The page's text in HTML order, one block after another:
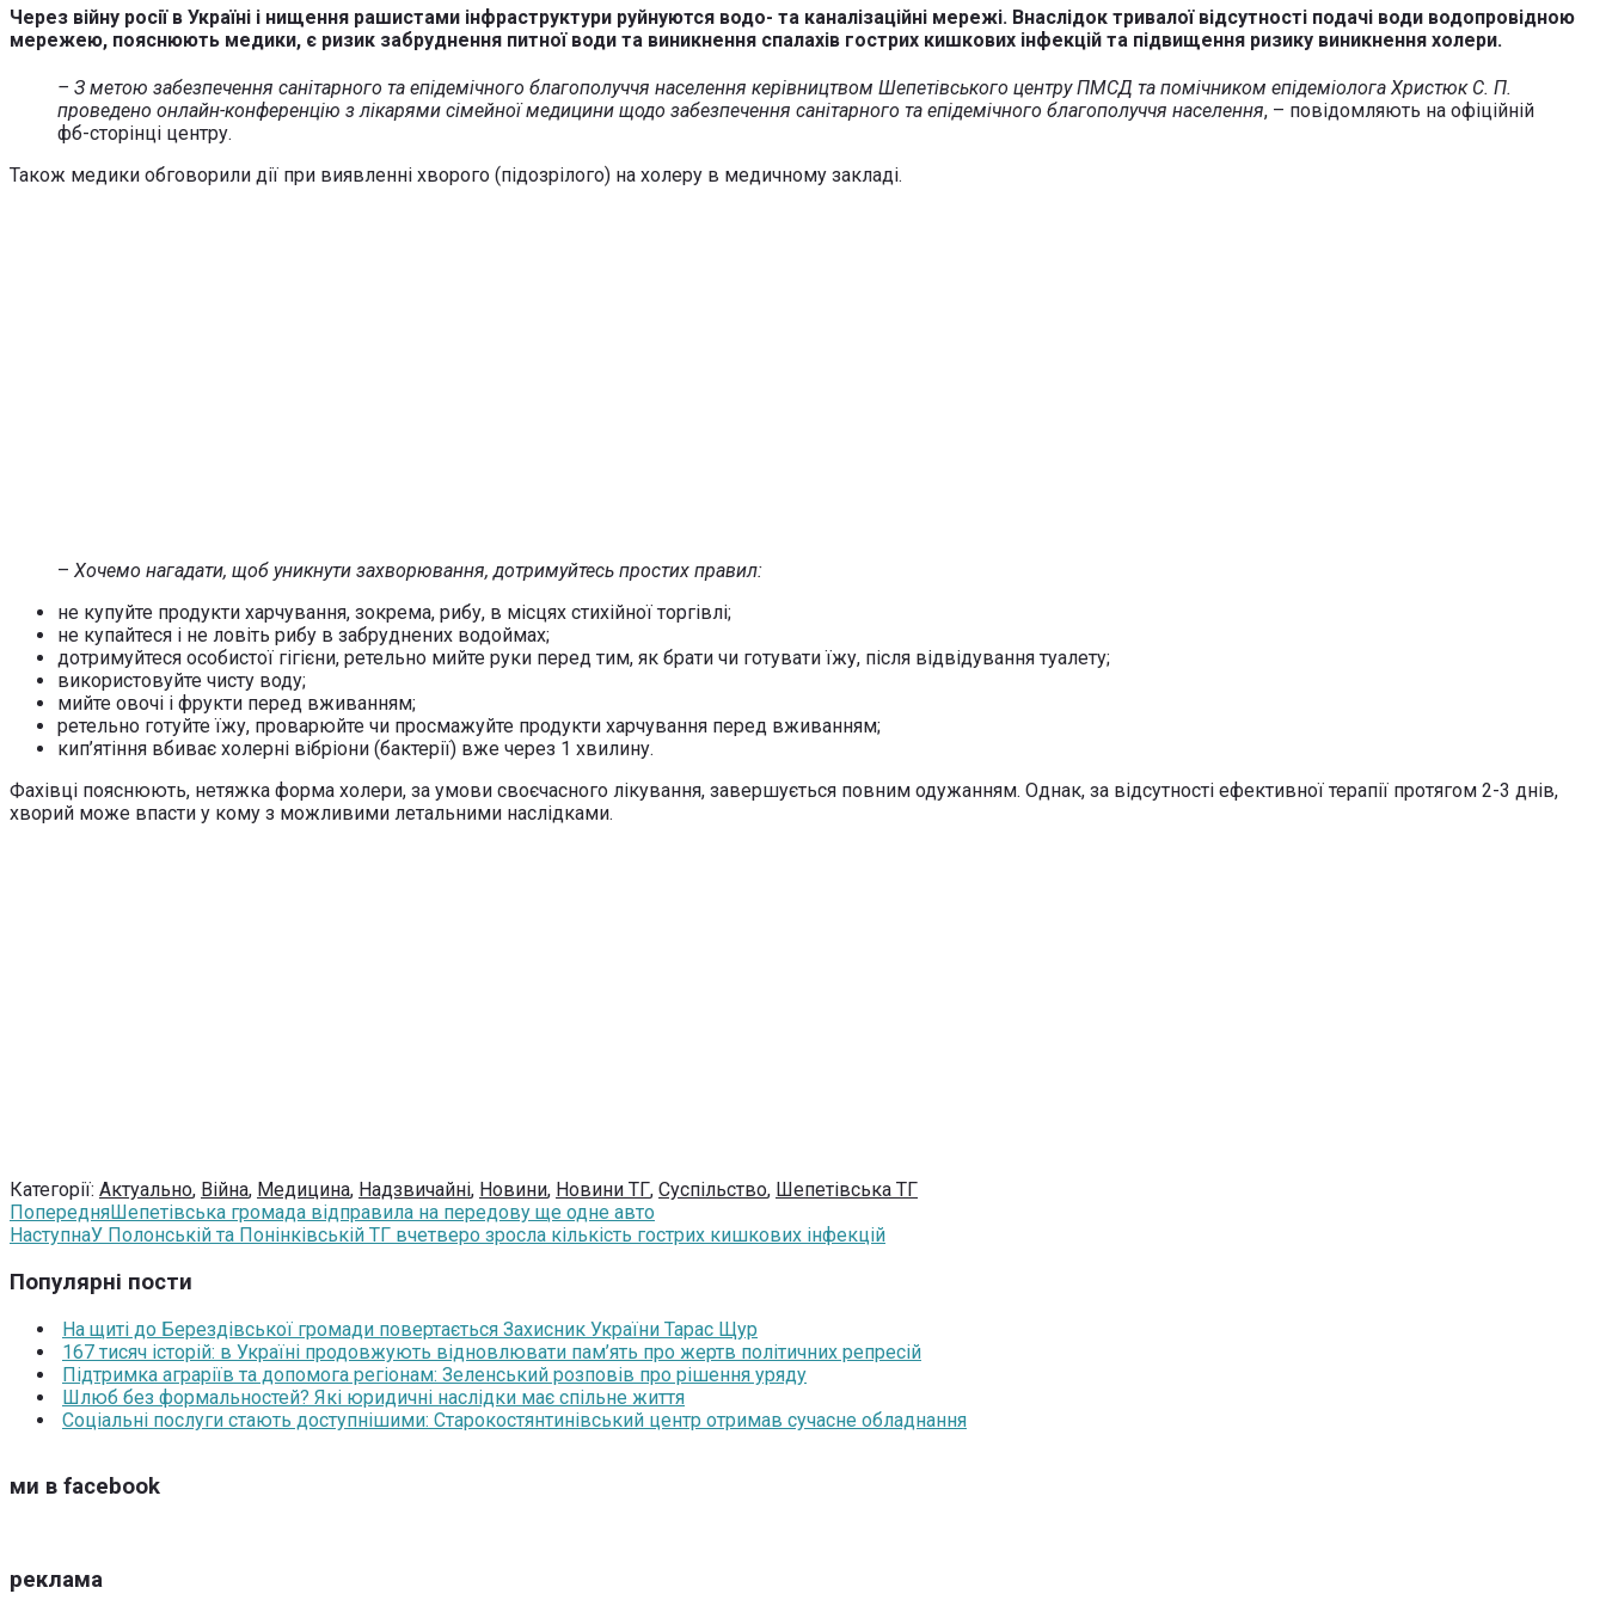
Через війну росії в Україні і нищення рашистами інфраструктури руйнуются водо- та каналізаційні мережі. Внаслідок тривалої відсутності подачі води водопровідною
мережею, пояснюють медики, є ризик забруднення питної води та виникнення спалахів гострих кишкових інфекцій та підвищення ризику виникнення холери.
– З метою забезпечення санітарного та епідемічного благополуччя населення керівництвом Шепетівського центру ПМСД та помічником епідеміолога Христюк С. П.
проведено онлайн-конференцію з лікарями сімейної медицини щодо забезпечення санітарного та епідемічного благополуччя населення, – повідомляють на офіційній
фб-сторінці центру.
Також медики обговорили дії при виявленні хворого (підозрілого) на холеру в медичному закладі.
– Хочемо нагадати, щоб уникнути захворювання, дотримуйтесь простих правил:
не купуйте продукти харчування, зокрема, рибу, в місцях стихійної торгівлі;
не купайтеся і не ловіть рибу в забруднених водоймах;
дотримуйтеся особистої гігієни, ретельно мийте руки перед тим, як брати чи готувати їжу, після відвідування туалету;
використовуйте чисту воду;
мийте овочі і фрукти перед вживанням;
ретельно готуйте їжу, проварюйте чи просмажуйте продукти харчування перед вживанням;
кип’ятіння вбиває холерні вібріони (бактерії) вже через 1 хвилину.
Фахівці пояснюють, нетяжка форма холери, за умови своєчасного лікування, завершується повним одужанням. Однак, за відсутності ефективної терапії протягом 2-3 днів,
хворий може впасти у кому з можливими летальними наслідками.
Категорії: Актуально, Війна, Медицина, Надзвичайні, Новини, Новини ТГ, Суспільство, Шепетівська ТГ
ПопередняШепетівська громада відправила на передову ще одне авто
НаступнаУ Полонській та Понінківській ТГ вчетверо зросла кількість гострих кишкових інфекцій
Популярні пости
На щиті до Берездівської громади повертається Захисник України Тарас Щур
167 тисяч історій: в Україні продовжують відновлювати пам’ять про жертв політичних репресій
Підтримка аграріїв та допомога регіонам: Зеленський розповів про рішення уряду
Шлюб без формальностей? Які юридичні наслідки має спільне життя
Соціальні послуги стають доступнішими: Старокостянтинівський центр отримав сучасне обладнання
ми в facebook
реклама